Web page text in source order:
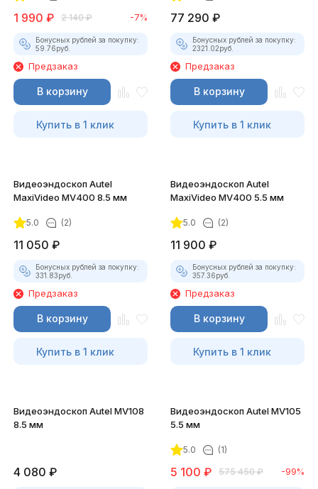
1 990 ₽ 2 140 ₽ -7%
Бонусных рублей за покупку:
59.76руб.
Предзаказ
В корзину
Купить в 1 клик
77 290 ₽
Бонусных рублей за покупку:
2321.02руб.
Предзаказ
В корзину
Купить в 1 клик
Видеоэндоскоп Autel
MaxiVideo MV400 8.5 мм
5.0 (2)
11 050 ₽
Бонусных рублей за покупку:
331.83руб.
Предзаказ
В корзину
Купить в 1 клик
Видеоэндоскоп Autel
MaxiVideo MV400 5.5 мм
5.0 (2)
11 900 ₽
Бонусных рублей за покупку:
357.36руб.
Предзаказ
В корзину
Купить в 1 клик
Видеоэндоскоп Autel MV108
8.5 мм
4 080 ₽
Видеоэндоскоп Autel MV105
5.5 мм
5.0 (1)
5 100 ₽ 575 450 ₽ -99%